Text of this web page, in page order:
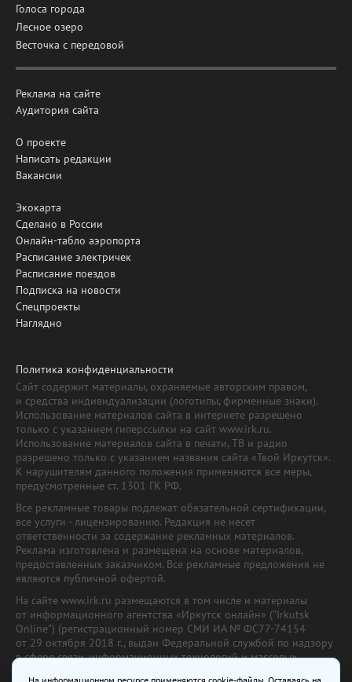
Голоса города
Лесное озеро
Весточка с передовой
Реклама на сайте
Аудитория сайта
О проекте
Написать редакции
Вакансии
Экокарта
Сделано в России
Онлайн-табло аэропорта
Расписание электричек
Расписание поездов
Подписка на новости
Спецпроекты
Наглядно
Политика конфиденциальности
Сайт содержит материалы, охраняемые авторским правом,
и средства индивидуализации (логотипы, фирменные знаки).
Использование материалов сайта в интернете разрешено
только с указанием гиперссылки на сайт www.irk.ru.
Использование материалов сайта в печати, ТВ и радио
разрешено только с указанием названия сайта «Твой Иркутск».
К нарушителям данного положения применяются все меры,
предусмотренные ст. 1301 ГК РФ.
Все рекламные товары подлежат обязательной сертификации,
все услуги - лицензированию. Редакция не несет
ответственности за содержание рекламных материалов.
Реклама изготовлена и размещена на основе материалов,
предоставленных заказчиком. Все рекламные предложения не
являются публичной офертой.
На сайте www.irk.ru размещаются в том числе и материалы
от информационного агентства «Иркутск онлайн» ("Irkutsk
Online") (регистрационный номер СМИ ИА № ФС77-74154
от 29 октября 2018 г., выдан Федеральной службой по надзору
в сфере связи, информационных технологий и массовых